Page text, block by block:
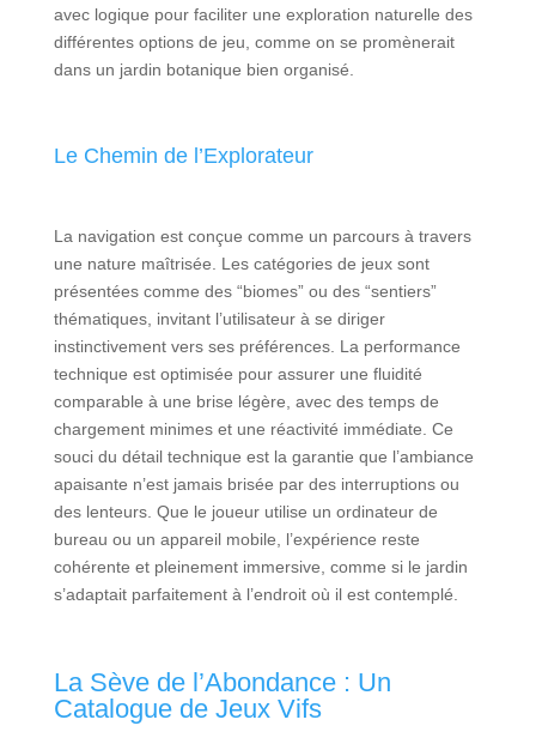
avec logique pour faciliter une exploration naturelle des
différentes options de jeu, comme on se promènerait
dans un jardin botanique bien organisé.
Le Chemin de l’Explorateur
La navigation est conçue comme un parcours à travers
une nature maîtrisée. Les catégories de jeux sont
présentées comme des “biomes” ou des “sentiers”
thématiques, invitant l’utilisateur à se diriger
instinctivement vers ses préférences. La performance
technique est optimisée pour assurer une fluidité
comparable à une brise légère, avec des temps de
chargement minimes et une réactivité immédiate. Ce
souci du détail technique est la garantie que l’ambiance
apaisante n’est jamais brisée par des interruptions ou
des lenteurs. Que le joueur utilise un ordinateur de
bureau ou un appareil mobile, l’expérience reste
cohérente et pleinement immersive, comme si le jardin
s’adaptait parfaitement à l’endroit où il est contemplé.
La Sève de l’Abondance : Un
Catalogue de Jeux Vifs